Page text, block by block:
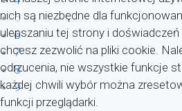
5
6
7
8
9
nich są niezbędne dla
ulepszaniu tej strony i
chcesz zezwolić na pliki cookie.
odrzucenia, nie wszystkie funkcje
każdej chwili wybór można
funkcji przeglądarki.